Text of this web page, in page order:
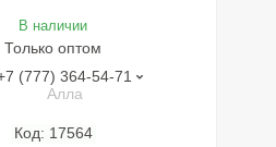
В наличии
Только оптом
(777) 364-54-71
Алла
17564